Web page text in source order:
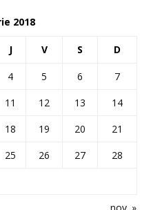
2018
J V S D
4 5 6
7
11 12 13
14
18 19 20
21
25 26 27
28